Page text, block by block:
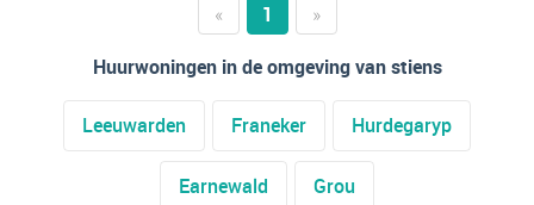
« 1
»
Huurwoningen in de omgeving van stiens
Leeuwarden Franeker Hurdegaryp
Earnewald Grou